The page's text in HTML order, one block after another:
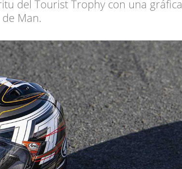
del Tourist Trophy con una gráfica
Man.